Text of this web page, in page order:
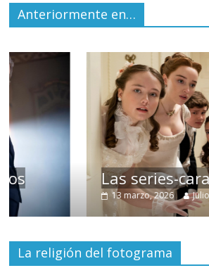
Anteriormente en…
Las series-caramelos de
Julio Martínez Molina
La religión del fotograma